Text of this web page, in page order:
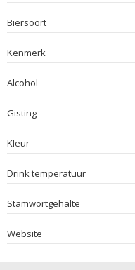
Biersoort
Kenmerk
Alcohol
Gisting
Kleur
Drink temperatuur
Stamwortgehalte
Website